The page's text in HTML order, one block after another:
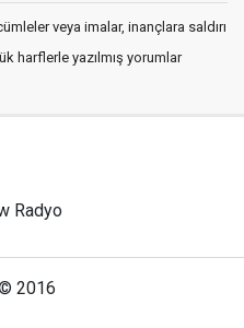
veya imalar, inançlara saldırı
harflerle yazılmış yorumlar
Radyo
2016